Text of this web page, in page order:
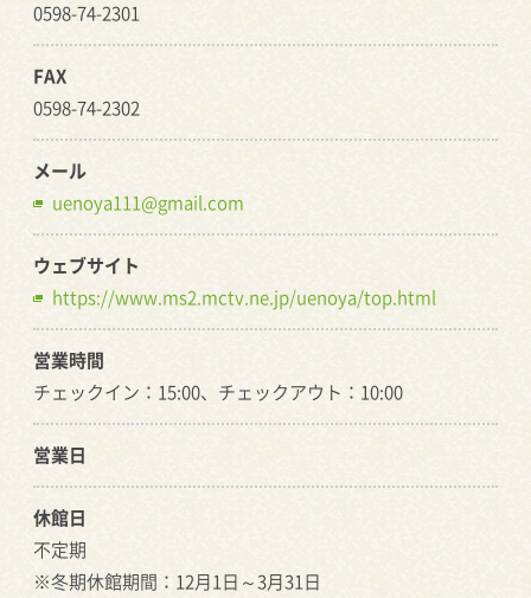
0598-74-2301
FAX
0598-74-2302
メール
uenoya111@gmail.com
ウェブサイト
https://www.ms2.mctv.ne.jp/uenoya/top.html
営業時間
チェックイン：15:00、チェックアウト：10:00
営業日
休館日
不定期
※冬期休館期間：12月1日～3月31日